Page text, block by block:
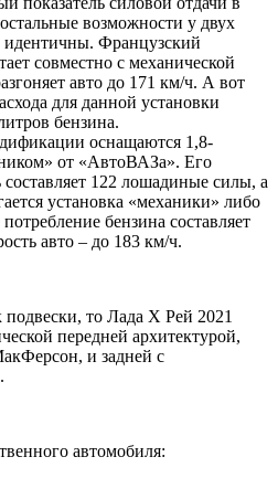
возможности у двух
идентичны. Французский
совместно с механической
авто до 171 км/ч. А вот
для данной установки
бензина.
оснащаются 1,8-
от «АвтоВАЗа». Его
122 лошадиные силы, а
установка «механики» либо
бензина составляет
авто – до 183 км/ч.
подвески, то Лада Х Рей 2021
передней архитектурой,
и задней с
автомобиля: